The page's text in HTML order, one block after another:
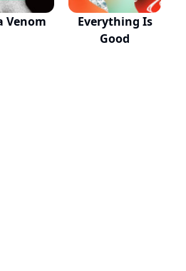
Venom
Everything Is
Good